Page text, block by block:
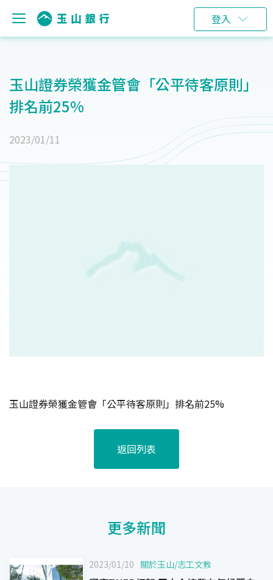
登入
玉山證券榮獲金管會「公平待客原則」
排名前25%
2023/01/11
玉山證券榮獲金管會「公平待客原則」排名前25%
返回列表
更多新聞
2023/01/10 關於玉山/志工文教